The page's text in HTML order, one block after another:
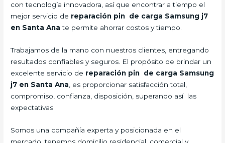
con tecnología innovadora, así que encontrar a tiempo el
mejor servicio de reparación pin de carga Samsung j7
en Santa Ana te permite ahorrar costos y tiempo.
Trabajamos de la mano con nuestros clientes, entregando
resultados confiables y seguros. El propósito de brindar un
excelente servicio de reparación pin de carga Samsung
j7 en Santa Ana , es proporcionar satisfacción total,
compromiso, confianza, disposición, superando así las
expectativas.
Somos una compañía experta y posicionada en el